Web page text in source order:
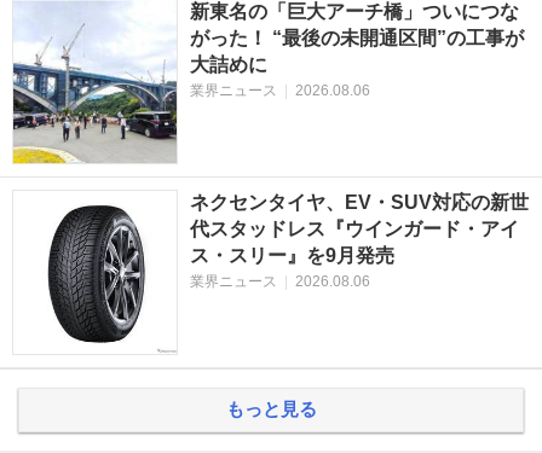
新東名の「巨大アーチ橋」ついにつな
がった！ “最後の未開通区間”の工事が
大詰めに
業界ニュース 2026.08.06
ネクセンタイヤ、EV・SUV対応の新世
代スタッドレス『ウインガード・アイ
ス・スリー』を9月発売
業界ニュース 2026.08.06
もっと見る